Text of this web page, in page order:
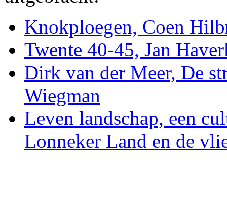
Knokploegen, Coen
Twente 40-45, Jan
Dirk van der Meer, De
Wiegman
Leven landschap, een
Lonneker Land en de